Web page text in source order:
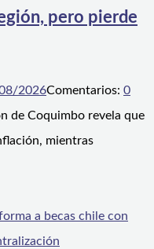
pero pierde
2026Comentarios: 0
de Coquimbo revela que
mientras